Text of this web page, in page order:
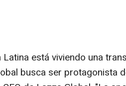
Latina está viviendo una
busca ser protagonista